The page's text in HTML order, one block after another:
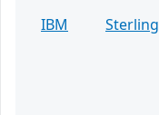
IBM
Sterling